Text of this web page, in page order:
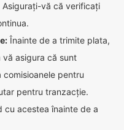
Asigurați-vă că verificați
Înainte de a trimite plata,
asigura că sunt
pentru
pentru tranzacție.
cu acestea înainte de a